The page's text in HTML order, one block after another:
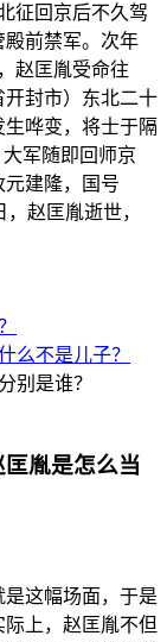
征回京后不久驾
殿前禁军。次年
赵匡胤受命往
封市）东北二十
哗变，将士于隔
军随即回师京
建隆，国号
，赵匡胤逝世，
么不是儿子？
别是谁？
胤是怎么当
这幅场面，于是
上，赵匡胤不但